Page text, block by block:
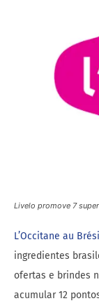
Livelo promove 7
L’Occitane au
ingredientes
ofertas e brindes
acumular 12